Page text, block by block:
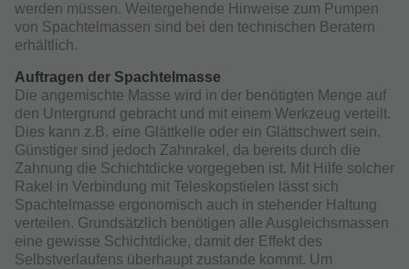
werden müssen. Weitergehende Hinweise zum Pumpen
von Spachtelmassen sind bei den technischen Beratern
erhältlich.
Auftragen der Spachtelmasse
Die angemischte Masse wird in der benötigten Menge auf
den Untergrund gebracht und mit einem Werkzeug verteilt.
Dies kann z.B. eine Glättkelle oder ein Glättschwert sein.
Günstiger sind jedoch Zahnrakel, da bereits durch die
Zahnung die Schichtdicke vorgegeben ist. Mit Hilfe solcher
Rakel in Verbindung mit Teleskopstielen lässt sich
Spachtelmasse ergonomisch auch in stehender Haltung
verteilen. Grundsätzlich benötigen alle Ausgleichsmassen
eine gewisse Schichtdicke, damit der Effekt des
Selbstverlaufens überhaupt zustande kommt. Um